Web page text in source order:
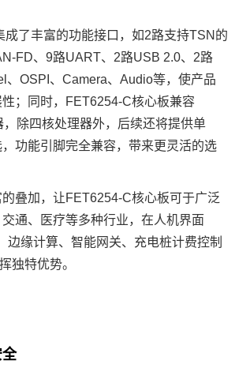
成了丰富的功能接口，如2路支持TSN的
FD、9路UART、2路USB 2.0、2路
、OSPI 、Camera、Audio等，使产品
；同时，FET6254-C核心板兼容
除四核处理器外，后续还将提供单
功能引脚完全兼容，带来更灵活的选
叠加，让FET6254-C核心板可于广泛
通、医疗等多种行业，在人机界面
边缘计算、 智能网关、 充电桩计费控制
独特优势。